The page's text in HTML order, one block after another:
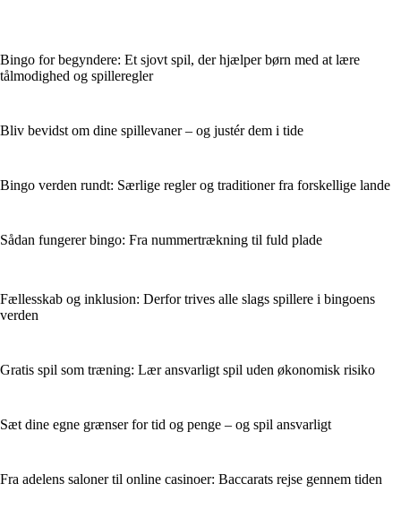
Bingo for begyndere: Et sjovt spil, der hjælper børn med at lære
tålmodighed og spilleregler
Bliv bevidst om dine spillevaner – og justér dem i tide
Bingo verden rundt: Særlige regler og traditioner fra forskellige lande
Sådan fungerer bingo: Fra nummertrækning til fuld plade
Fællesskab og inklusion: Derfor trives alle slags spillere i bingoens
verden
Gratis spil som træning: Lær ansvarligt spil uden økonomisk risiko
Sæt dine egne grænser for tid og penge – og spil ansvarligt
Fra adelens saloner til online casinoer: Baccarats rejse gennem tiden